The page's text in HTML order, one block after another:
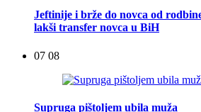
Jeftinije i brže do novca od
lakši transfer novca u BiH
07 08
Supruga pištoljem ubila muža